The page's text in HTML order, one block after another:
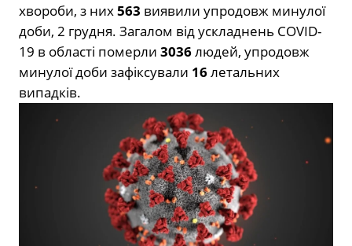
хвороби, з них563 виявили упродовж минулої
доби, 2 грудня. Загалом від ускладнень СOVID-
19 в області померли 3036людей, упродовж
минулої доби зафіксували 16летальних
випадків.